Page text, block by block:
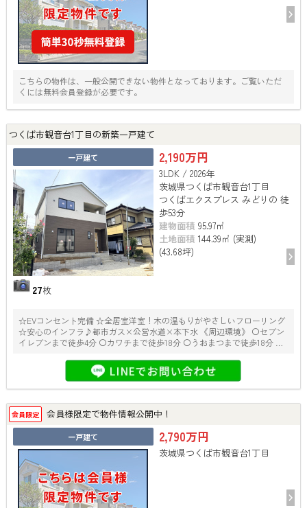
こちらの物件は、一般公開できない物件となっております。ご覧いただ
くには無料会員登録が必要です。
つくば市観音台1丁目の新築一戸建て
一戸建て
27枚
2,190万円
3LDK / 2026年
茨城県つくば市観音台1丁目
つくばエクスプレス みどりの 徒
歩53分
建物面積 95.97㎡
土地面積 144.39㎡ (実測)
(43.68坪)
☆EVコンセント完備 ☆全居室洋室！木の温もりがやさしいフローリング
☆安心のインフラ♪都市ガス×公営水道×本下水 《周辺環境》 〇セブン
イレブンまで徒歩4分 〇カワチまで徒歩18分 〇うおまつまで徒歩18分 ※
会員限定 会員様限定で物件情報公開中！
一戸建て 2,790万円
茨城県つくば市観音台1丁目